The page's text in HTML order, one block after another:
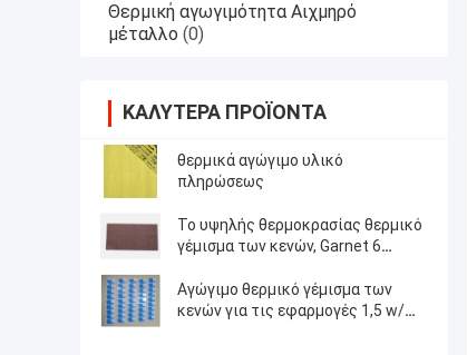
Θερμική αγωγιμότητα Αιχμηρό
μέταλλο (0)
ΚΑΛΎΤΕΡΑ ΠΡΟΪΌΝΤΑ
θερμικά αγώγιμο υλικό
πληρώσεως
Το υψηλής θερμοκρασίας θερμικό
γέμισμα των κενών, Garnet 6
σιλικόνης W/MK θερμικά αγώγιμο
Αγώγιμο θερμικό γέμισμα των
κενών για τις εφαρμογές 1,5 w/m-